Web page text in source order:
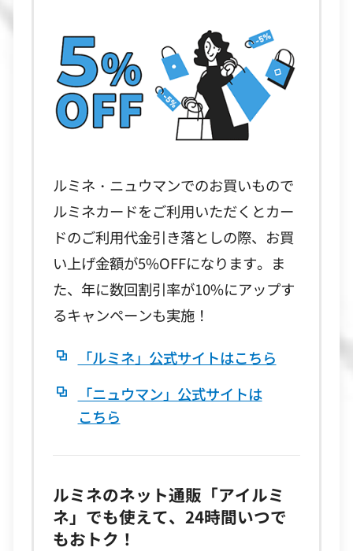
ルミネ・ニュウマンでのお買いもので
ルミネカードをご利用いただくとカー
ドのご利用代金引き落としの際、お買
い上げ金額が5%OFFになります。ま
た、年に数回割引率が10%にアップす
るキャンペーンも実施！
「ルミネ」公式サイトはこちら
「ニュウマン」公式サイトは
こちら
ルミネのネット通販「アイルミ
ネ」でも使えて、24時間いつで
もおトク！